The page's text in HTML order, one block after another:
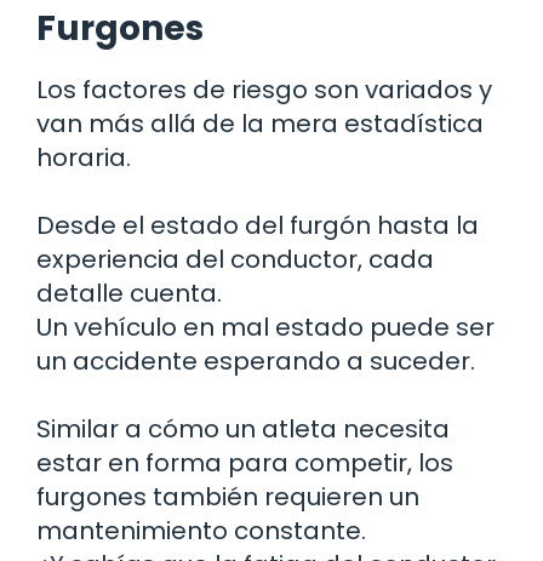
Furgones
Los factores de riesgo son variados y
van más allá de la mera estadística
horaria.
Desde el estado del furgón hasta la
experiencia del conductor, cada
detalle cuenta.
Un vehículo en mal estado puede ser
un accidente esperando a suceder.
Similar a cómo un atleta necesita
estar en forma para competir, los
furgones también requieren un
mantenimiento constante.